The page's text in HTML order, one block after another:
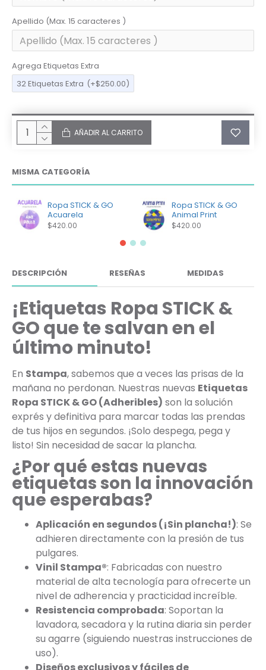
Apellido (Max. 15 caracteres )
Agrega Etiquetas Extra
32 Etiquetas Extra (+$250.00)
AÑADIR AL CARRITO
MISMA CATEGORÍA
Ropa STICK & GO
Acuarela
$420.00
Ropa STICK & GO
Animal Print
$420.00
DESCRIPCIÓN RESEÑAS MEDIDAS
¡Etiquetas Ropa STICK &
GO que te salvan en el
último minuto!
En Stampa, sabemos que a veces las prisas de la
mañana no perdonan. Nuestras nuevas Etiquetas
Ropa STICK & GO (Adheribles) son la solución
exprés y definitiva para marcar todas las prendas
de tus hijos en segundos. ¡Solo despega, pega y
listo! Sin necesidad de sacar la plancha.
¿Por qué estas nuevas
etiquetas son la innovación
que esperabas?
Aplicación en segundos (¡Sin plancha!): Se
adhieren directamente con la presión de tus
pulgares.
Vinil Stampa®: Fabricadas con nuestro
material de alta tecnología para ofrecerte un
nivel de adherencia y practicidad increíble.
Resistencia comprobada: Soportan la
lavadora, secadora y la rutina diaria sin perder
su agarre (siguiendo nuestras instrucciones de
uso).